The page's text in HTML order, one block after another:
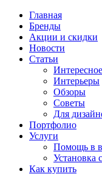
Главная
Бренды
Акции и скидки
Новости
Статьи
Интересное
Интерьеры
Обзоры
Советы
Для
Портфолио
Услуги
Помощь в
Установка
Как купить